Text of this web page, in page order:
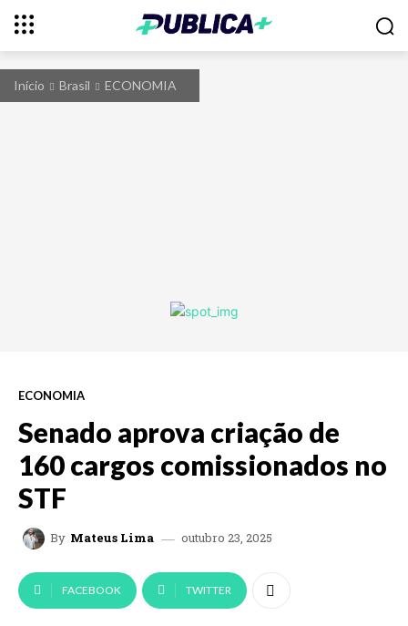
Início Brasil ECONOMIA
ECONOMIA
Senado aprova criação de
160 cargos comissionados no
STF
By Mateus Lima outubro 23, 2025
FACEBOOK TWITTER